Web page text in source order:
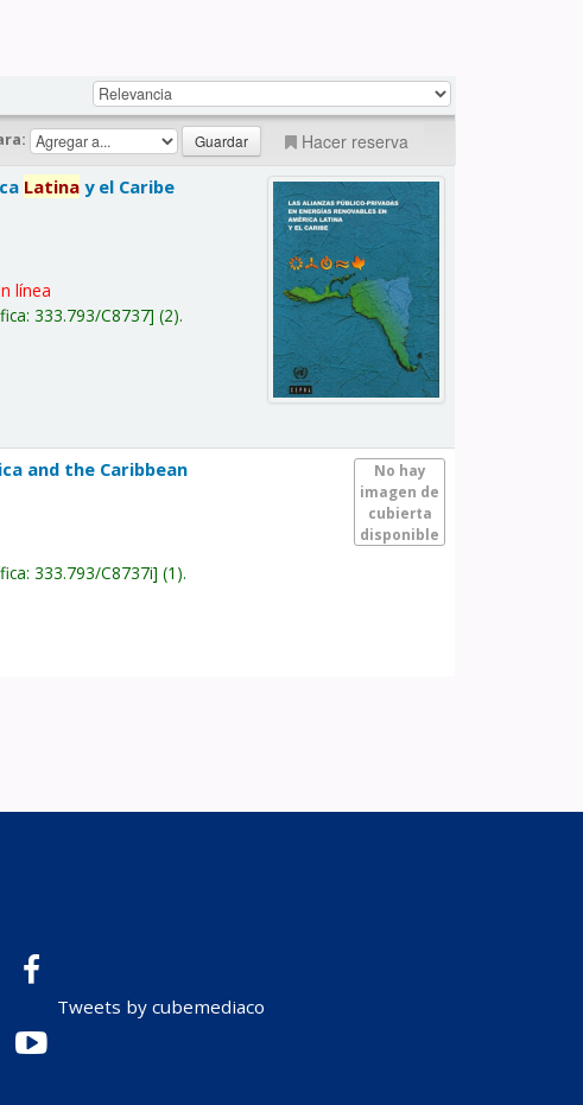
Hacer reserva
Latina y el Caribe
línea
333.793/C8737 (2).
No hay
imagen de
cubierta
disponible
and the Caribbean
333.793/C8737i (1).
Tweets by cubemediaco